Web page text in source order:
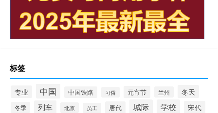
标签
专业 中国 中国铁路 习俗 元宵节 兰州 冬天
冬季 列车 北京 员工 唐代 城际 学校 宋代